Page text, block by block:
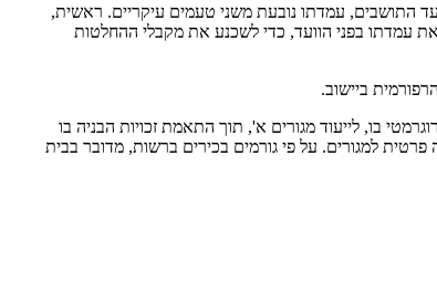
התושבים, עמדתו נובעת משני טעמים עיקריים. ראשית,
את עמדתו בפני הוועד, כדי לשכנע את מקבלי ההחלטות
הרפורמית ביישוב.
בו, לייעוד מגורים א', תוך התאמת זכויות הבניה בו
פרטית למגורים. על פי גורמים בכירים ברשות, מדובר בבית